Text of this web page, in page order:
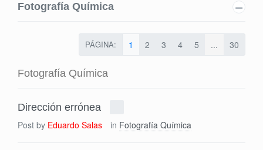
Fotografía Química
PÁGINA: 1 2 3 4 5 ... 30
Fotografía Química
Dirección errónea
Post by Eduardo Salas in Fotografía Química